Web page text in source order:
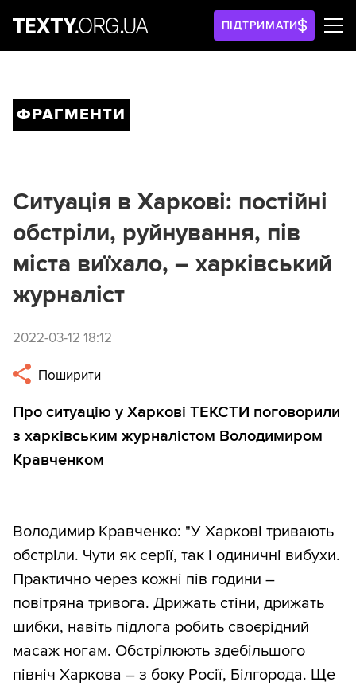
ПІДТРИМАТИ
ФРАГМЕНТИ
Ситуація в Харкові: постійні
обстріли, руйнування, пів
міста виїхало, – харківський
журналіст
2022-03-12 18:12
Поширити
Про ситуацію у Харкові ТЕКСТИ поговорили
з харківським журналістом Володимиром
Кравченком
Володимир Кравченко: "У Харкові тривають
обстріли. Чути як серії, так і одиничні вибухи.
Практично через кожні пів години –
повітряна тривога. Дрижать стіни, дрижать
шибки, навіть підлога робить своєрідний
масаж ногам. Обстрілюють здебільшого
північ Харкова – з боку Росії, Білгорода. Ще